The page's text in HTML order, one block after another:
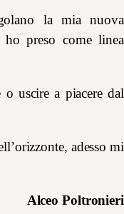
la mia nuova
ho preso come linea
uscire a piacere dal
adesso mi
Alceo Poltronieri